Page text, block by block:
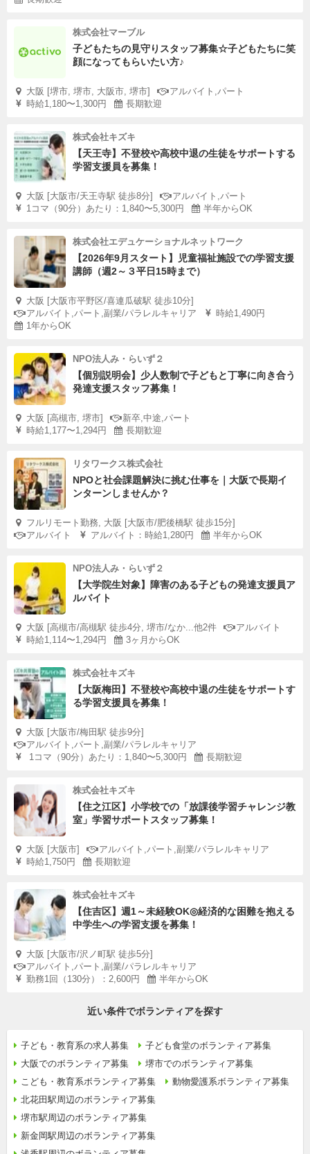
株式会社マーブル
子どもたちの見守りスタッフ募集☆子どもたちに笑
顔になってもらいたい方♪
大阪 [堺市, 堺市, 大阪市, 堺市]
アルバイト,パート
時給1,180〜1,300円
長期歓迎
株式会社キズキ
【天王寺】不登校や高校中退の生徒をサポートする
学習支援員を募集！
大阪 [大阪市/天王寺駅 徒歩8分]
アルバイト,パート
1コマ（90分）あたり：1,840〜5,300円
半年からOK
株式会社エデュケーショナルネットワーク
【2026年9月スタート】児童福祉施設での学習支援
講師（週2～３平日15時まで）
大阪 [大阪市平野区/喜連瓜破駅 徒歩10分]
アルバイト,パート,副業/パラレルキャリア
時給1,490円
1年からOK
NPO法人み・らいず２
【個別説明会】少人数制で子どもと丁寧に向き合う
発達支援スタッフ募集！
大阪 [高槻市, 堺市]
新卒,中途,パート
時給1,177〜1,294円
長期歓迎
リタワークス株式会社
NPOと社会課題解決に挑む仕事を｜大阪で長期イ
ンターンしませんか？
フルリモート勤務, 大阪 [大阪市/肥後橋駅 徒歩15分]
アルバイト
アルバイト：時給1,280円 半年からOK
NPO法人み・らいず２
【大学院生対象】障害のある子どもの発達支援員ア
ルバイト
大阪 [高槻市/高槻駅 徒歩4分, 堺市/なか...他2件
アルバイト
時給1,114〜1,294円
3ヶ月からOK
株式会社キズキ
【大阪梅田】不登校や高校中退の生徒をサポートす
る学習支援員を募集！
大阪 [大阪市/梅田駅 徒歩9分]
アルバイト,パート,副業/パラレルキャリア
1コマ（90分）あたり：1,840〜5,300円
長期歓迎
株式会社キズキ
【住之江区】小学校での「放課後学習チャレンジ教
室」学習サポートスタッフ募集！
大阪 [大阪市]
アルバイト,パート,副業/パラレルキャリア
時給1,750円
長期歓迎
株式会社キズキ
【住吉区】週1～未経験OK◎経済的な困難を抱える
中学生への学習支援を募集！
大阪 [大阪市/沢ノ町駅 徒歩5分]
アルバイト,パート,副業/パラレルキャリア
勤務1回（130分）：2,600円
半年からOK
近い条件でボランティアを探す
子ども・教育系の求人募集
子ども食堂のボランティア募集
大阪でのボランティア募集
堺市でのボランティア募集
こども・教育系ボランティア募集
動物愛護系ボランティア募集
北花田駅周辺のボランティア募集
堺市駅周辺のボランティア募集
新金岡駅周辺のボランティア募集